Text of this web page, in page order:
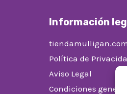
Información
tiendamulligan.com
Política de
Aviso Legal
Condiciones